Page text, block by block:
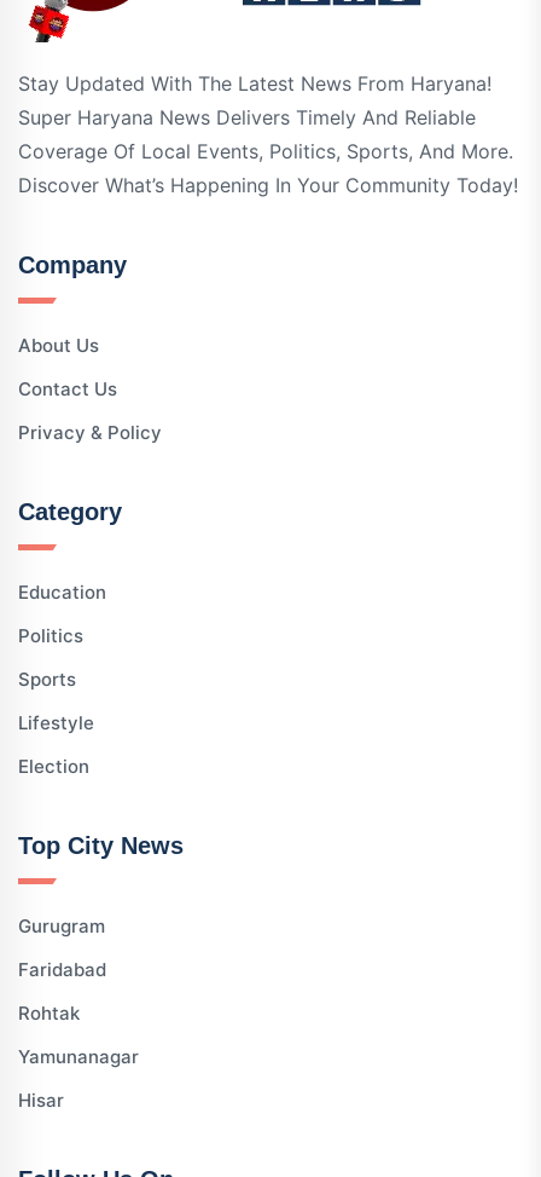
Stay Updated With The Latest News From Haryana!
Super Haryana News Delivers Timely And Reliable
Coverage Of Local Events, Politics, Sports, And More.
Discover What’s Happening In Your Community Today!
Company
About Us
Contact Us
Privacy & Policy
Category
Education
Politics
Sports
Lifestyle
Election
Top City News
Gurugram
Faridabad
Rohtak
Yamunanagar
Hisar